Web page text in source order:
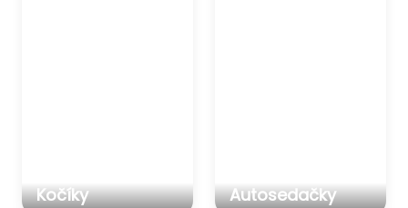
Kočíky Autosedačky